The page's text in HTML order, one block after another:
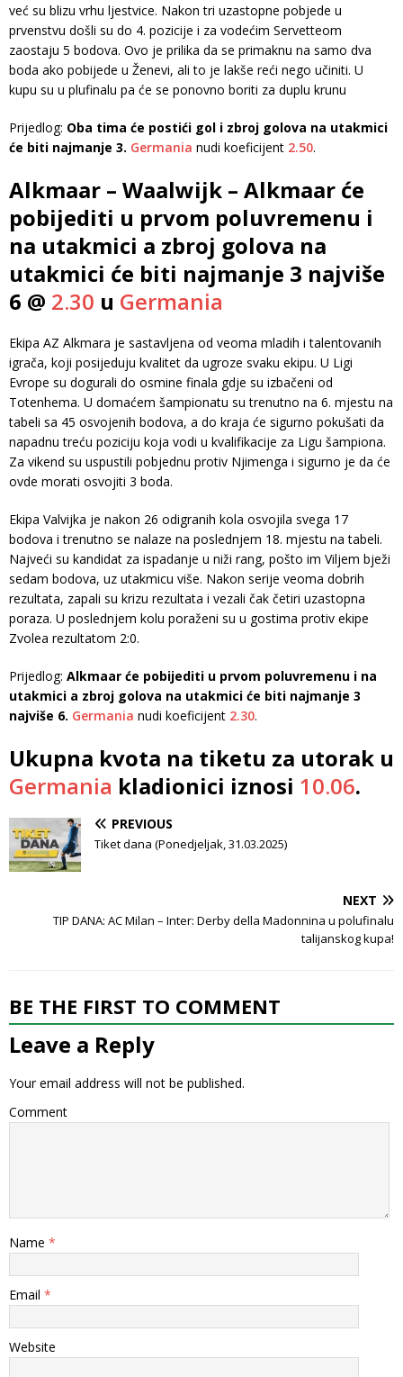
već su blizu vrhu ljestvice. Nakon tri uzastopne pobjede u
prvenstvu došli su do 4. pozicije i za vodećim Servetteom
zaostaju 5 bodova. Ovo je prilika da se primaknu na samo dva
boda ako pobijede u Ženevi, ali to je lakše reći nego učiniti. U
kupu su u plufinalu pa će se ponovno boriti za duplu krunu
Prijedlog: Oba tima će postići gol i zbroj golova na utakmici
će biti najmanje 3. Germania nudi koeficijent 2.50.
Alkmaar – Waalwijk – Alkmaar će
pobijediti u prvom poluvremenu i
na utakmici a zbroj golova na
utakmici će biti najmanje 3 najviše
6 @ 2.30 u Germania
Ekipa AZ Alkmara je sastavljena od veoma mladih i talentovanih
igrača, koji posijeduju kvalitet da ugroze svaku ekipu. U Ligi
Evrope su dogurali do osmine finala gdje su izbačeni od
Totenhema. U domaćem šampionatu su trenutno na 6. mjestu na
tabeli sa 45 osvojenih bodova, a do kraja će sigurno pokušati da
napadnu treću poziciju koja vodi u kvalifikacije za Ligu šampiona.
Za vikend su uspustili pobjednu protiv Njimenga i sigurno je da će
ovde morati osvojiti 3 boda.
Ekipa Valvijka je nakon 26 odigranih kola osvojila svega 17
bodova i trenutno se nalaze na poslednjem 18. mjestu na tabeli.
Najveći su kandidat za ispadanje u niži rang, pošto im Viljem bježi
sedam bodova, uz utakmicu više. Nakon serije veoma dobrih
rezultata, zapali su krizu rezultata i vezali čak četiri uzastopna
poraza. U poslednjem kolu poraženi su u gostima protiv ekipe
Zvolea rezultatom 2:0.
Prijedlog: Alkmaar će pobijediti u prvom poluvremenu i na
utakmici a zbroj golova na utakmici će biti najmanje 3
najviše 6. Germania nudi koeficijent 2.30.
Ukupna kvota na tiketu za utorak u
Germania kladionici iznosi 10.06.
PREVIOUS
Tiket dana (Ponedjeljak, 31.03.2025)
NEXT
TIP DANA: AC Milan – Inter: Derby della Madonnina u polufinalu
talijanskog kupa!
BE THE FIRST TO COMMENT
Leave a Reply
Your email address will not be published.
Comment
Name *
Email *
Website